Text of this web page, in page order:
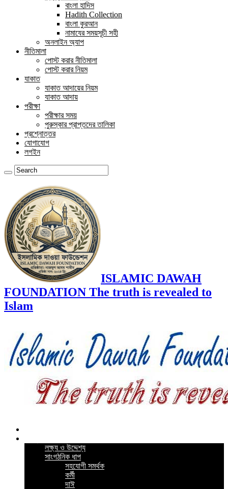
বাংলা হাদিস
Hadith Collection
বাংলা কুরআন
নামাযের সময়সূচী সহী
অনলাইন অ্যাপ
নীতিমালা
পোস্ট করার নীতিমালা
পোস্ট করার নিয়ম
যাকাত
যাকাত আদায়ের নিয়ম
যাকাত আদায়
পরীক্ষা
পরীক্ষার সময়
পুরুস্কার প্রাপ্তদের তালিকা
প্রশ্নোত্তর
যোগাযোগ
লগইন
ISLAMIC DAWAH
FOUNDATION The truth is revealed to
Islam
লক্ষ্য ও উদ্দেশ্য
সাংগঠনিক ধাপ
সহযোগী সমর্থক
কর্মী
দাঈ